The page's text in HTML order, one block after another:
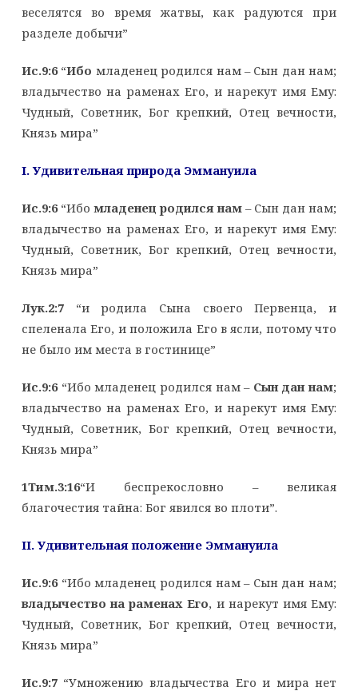
веселятся во время жатвы, как радуются при
разделе добычи”
Ис.9:6“Ибо младенец родился нам – Сын дан нам;
владычество на раменах Его, и нарекут имя Ему:
Чудный, Советник, Бог крепкий, Отец вечности,
Князь мира”
I. Удивительная природа Эммануила
Ис.9:6“Ибо младенец родился нам– Сын дан нам;
владычество на раменах Его, и нарекут имя Ему:
Чудный, Советник, Бог крепкий, Отец вечности,
Князь мира”
Лук.2:7“и родила Сына своего Первенца, и
спеленала Его, и положила Его в ясли, потому что
не было им места в гостинице”
Ис.9:6“Ибо младенец родился нам – Сын дан нам;
владычество на раменах Его, и нарекут имя Ему:
Чудный, Советник, Бог крепкий, Отец вечности,
Князь мира”
1Тим.3:16“И беспрекословно – великая
благочестия тайна: Бог явился во плоти”.
II. Удивительная положение Эммануила
Ис.9:6“Ибо младенец родился нам – Сын дан нам;
владычество на раменах Его, и нарекут имя Ему:
Чудный, Советник, Бог крепкий, Отец вечности,
Князь мира”
Ис.9:7“Умножению владычества Его и мира нет